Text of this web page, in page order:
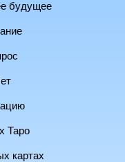
будущее
Таро
картах